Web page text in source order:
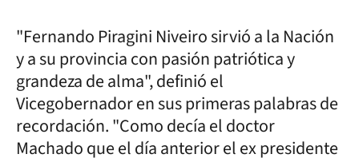
"Fernando Piragini Niveiro sirvió a la Nación
y a su provincia con pasión patriótica y
grandeza de alma", definió el
Vicegobernador en sus primeras palabras de
recordación. "Como decía el doctor
Machado que el día anterior el ex presidente